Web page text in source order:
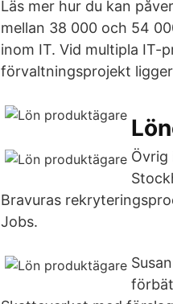
Läs mer hur du kan
mellan 38 000 och 54
inom IT. Vid multipla IT-
förvaltningsprojekt
Övrig
Bravuras
Jobs.